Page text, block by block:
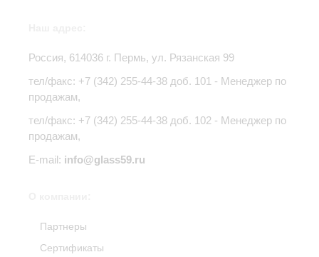
Россия, 614036 г. Пермь, ул. Рязанская 99
тел/факс: +7 (342) 255-44-38 доб. 101 - Менеджер по
продажам,
тел/факс: +7 (342) 255-44-38 доб. 102 - Менеджер по
продажам,
E-mail: info@glass59.ru
Партнеры
Сертификаты